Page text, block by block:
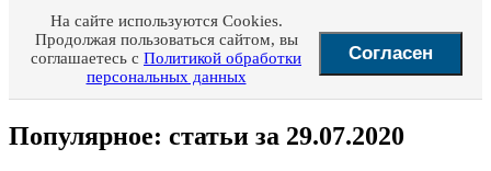
На сайте используются Cookies.
Продолжая пользоваться сайтом, вы
соглашаетесь с Политикой обработки
персональных данных
Согласен
Популярное: статьи за 29.07.2020